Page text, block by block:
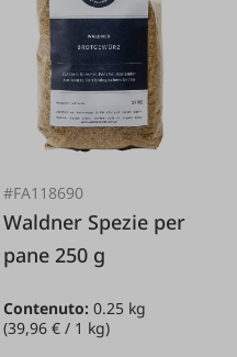
#FA118690
Waldner Spezie per
pane 250 g
Contenuto:0.25 kg
(39,96 € / 1 kg)